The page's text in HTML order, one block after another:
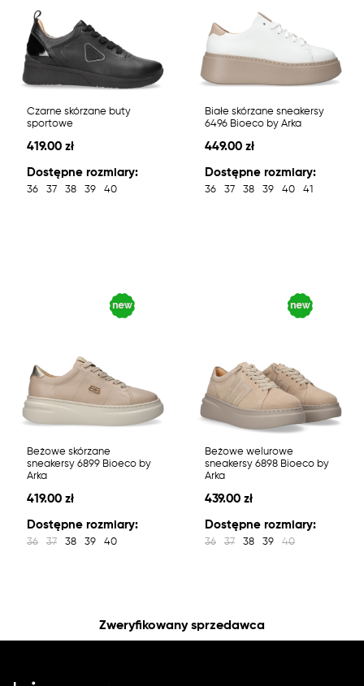
Czarne skórzane buty
sportowe
419.00 zł
Dostępne rozmiary:
36 37 38 39 40
Białe skórzane sneakersy
6496 Bioeco by Arka
449.00 zł
Dostępne rozmiary:
36 37 38 39 40 41
Beżowe skórzane
sneakersy 6899 Bioeco by
Arka
419.00 zł
Dostępne rozmiary:
36 37 38 39 40
Beżowe welurowe
sneakersy 6898 Bioeco by
Arka
439.00 zł
Dostępne rozmiary:
36 37 38 39 40
Zweryfikowany sprzedawca